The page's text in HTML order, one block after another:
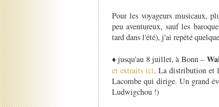
Pour les voyageurs musicaux,
peu aventureux, sauf les
tard dans l'été), j'ai repété
♦ jusqu'au 8 juillet, à Bonn –
et extraits ici. La distribution et
Lacombe qui dirige. Un grand
Ludwigchou !)